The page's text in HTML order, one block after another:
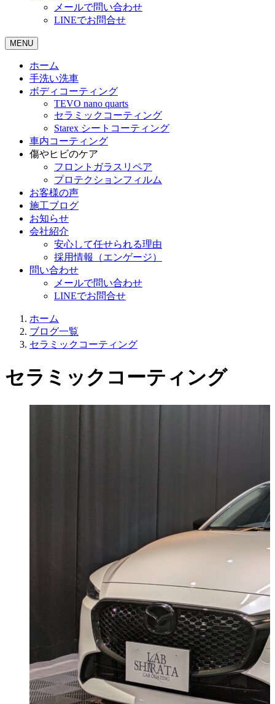
メールで問い合わせ
LINEでお問合せ
MENU
ホーム
手洗い洗車
ボディコーティング
TEVO nano quarts
セラミックコーティング
Starex シートコーティング
車内コーティング
傷やヒビのケア
フロントガラスリペア
プロテクションフィルム
お客様の声
施工ブログ
お知らせ
会社紹介
安心して任せられる理由
採用情報（エンゲージ）
問い合わせ
メールで問い合わせ
LINEでお問合せ
ホーム
ブログ一覧
セラミックコーティング
セラミックコーティング